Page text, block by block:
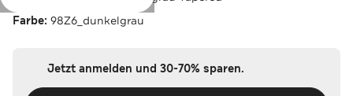
Farbe: 98Z6_dunkelgrau
Jetzt anmelden und 30-70% sparen.